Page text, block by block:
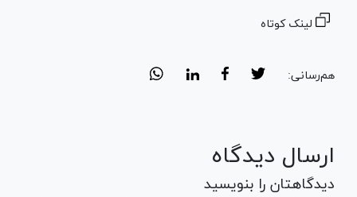
لینک کوتاه
هم‌رسانی:
ارسال دیدگاه
دیدگاهتان را بنویسید